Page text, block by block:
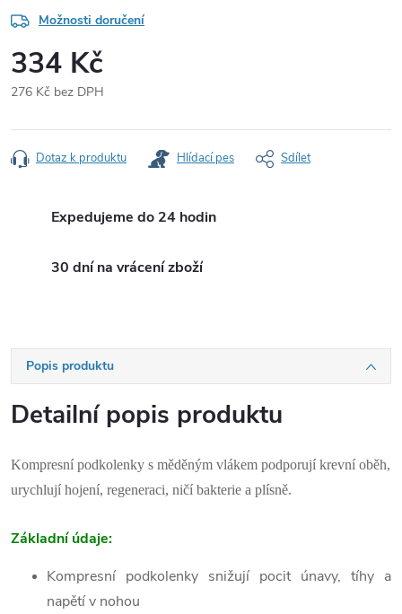
Možnosti doručení
334 Kč
276 Kč bez DPH
cena:
Dotaz k produktu Hlídací pes Sdílet
Expedujeme do 24 hodin
30 dní na vrácení zboží
Popis produktu
Detailní popis produktu
Kompresní podkolenky s měděným vlákem podporují krevní oběh,
urychlují hojení, regeneraci, ničí bakterie a plísně.
Základní údaje:
Kompresní podkolenky snižují pocit únavy, tíhy a
napětí v nohou